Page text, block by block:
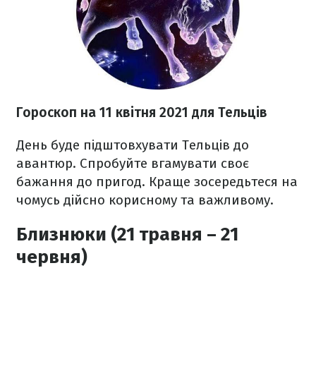
Гороскоп на 11 квітня 2021 для Тельців
День буде підштовхувати Тельців до
авантюр. Спробуйте вгамувати своє
бажання до пригод. Краще зосередьтеся на
чомусь дійсно корисному та важливому.
Близнюки (21 травня – 21
червня)